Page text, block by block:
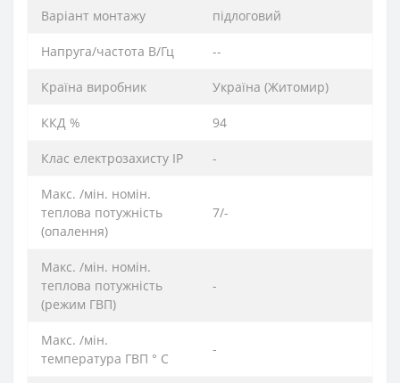
Варіант монтажу підлоговий
Напруга/частота В/Гц --
Країна виробник Україна (Житомир)
ККД % 94
Клас електрозахисту IP -
Макс. /мін. номін.
теплова потужність
(опалення)
7/-
Макс. /мін. номін.
теплова потужність
(режим ГВП)
-
Макс. /мін.
температура ГВП ° C
-